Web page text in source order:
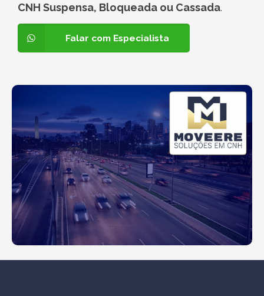
CNH Suspensa, Bloqueada ou Cassada.
Falar com Especialista